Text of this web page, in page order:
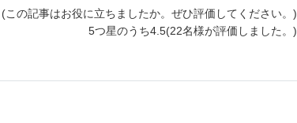
(この記事はお役に立ちましたか。ぜひ評価してください。)
5つ星のうち4.5(22名様が評価しました。)